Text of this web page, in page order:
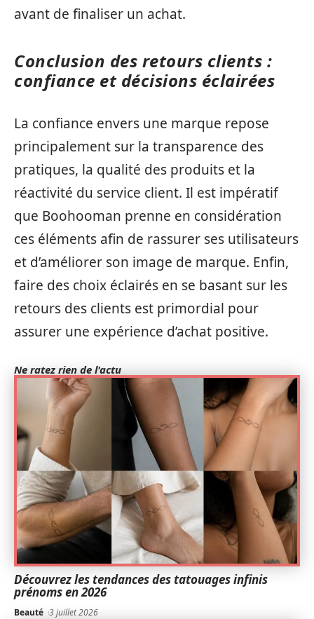
avant de finaliser un achat.
Conclusion des retours clients :
confiance et décisions éclairées
La confiance envers une marque repose
principalement sur la transparence des
pratiques, la qualité des produits et la
réactivité du service client. Il est impératif
que Boohooman prenne en considération
ces éléments afin de rassurer ses utilisateurs
et d’améliorer son image de marque. Enfin,
faire des choix éclairés en se basant sur les
retours des clients est primordial pour
assurer une expérience d’achat positive.
Ne ratez rien de l'actu
Découvrez les tendances des tatouages infinis
prénoms en 2026
Beauté 3 juillet 2026